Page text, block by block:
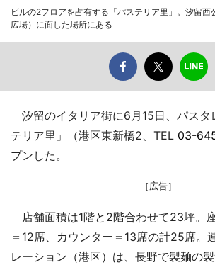
ビルの2フロアを占有する「パステリア里」。汐留西
広場）に面した場所にある
汐留のイタリア街に6月15日、パスタ
テリア里」（港区東新橋2、TEL 03-
プンした。
［広告］
店舗面積は1階と2階合わせて23坪。
＝12席、カウンター＝13席の計25席。
レーション（港区）は、長野で製麺の